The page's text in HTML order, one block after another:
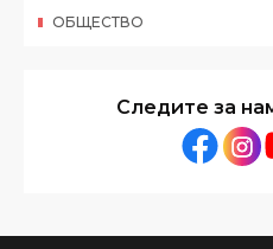
ОБЩЕСТВО
Следите за